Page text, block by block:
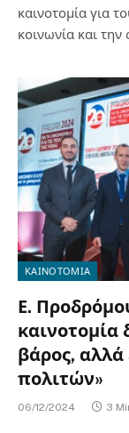
καινοτομία για
κοινωνία και την
ΚΑΙΝΟΤΟΜΙΑ
Ε.
καινοτομία
βάρος,
πολιτών»
06/12/2024 3